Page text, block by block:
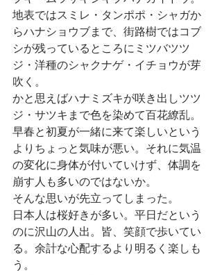
地表ではスミレ・タンポポ・シャガか
らハナショウブまで、街路樹ではコブ
シが残っているところにミツバツツ
ジ・洋種のシャクナゲ・イチョウが芽
吹く。
かと思えばハナミズキが咲き出しツツ
ジ・サツキまで色を染めて百花繚乱。
早春と初夏が一緒に来て楽しいという
よりちょっと気味が悪い。それに気温
の変化に身体が付いていけず、体調を
崩す人も多いのではないか。
そんな思いが先立ってしまった。
日本人は桜好きが多い。平日だという
のに沢山の人出。皆、笑顔で歩いてい
る。余計な心配するより明るく楽しも
う。